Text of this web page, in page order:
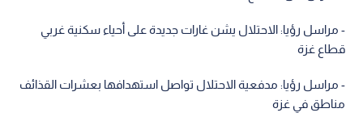
- مراسل رؤيا: الاحتلال يشن غارات جديدة على أحياء سكنية غربي
قطاع غزة
- مراسل رؤيا: مدفعية الاحتلال تواصل استهدافها بعشرات القذائف
مناطق في غزة